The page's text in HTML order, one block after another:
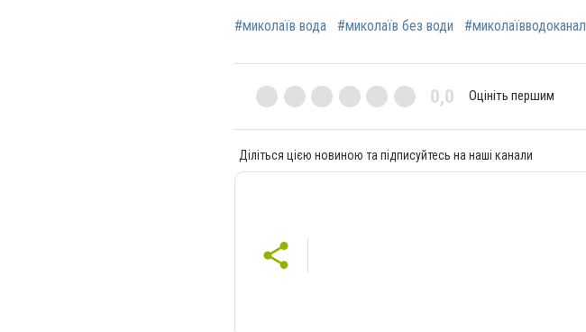
#миколаїв вода #миколаїв без води #миколаївводоканал
0,0 Оцініть першим
Діліться цією новиною та підписуйтесь на наші канали